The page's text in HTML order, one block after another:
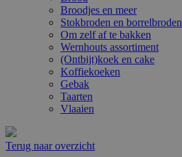
Broodjes en meer
Stokbroden en borrelbroden
Om zelf af te bakken
Wernhouts assortiment
(Ontbijt)koek en cake
Koffiekoeken
Gebak
Taarten
Vlaaien
Terug naar overzicht